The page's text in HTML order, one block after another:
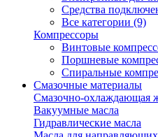
Средства
Все категории (9)
Компрессоры
Винтовые
Поршневые
Спиральные
Смазочные материалы
Смазочно-охлаждающая
Вакуумные масла
Гидравлические масла